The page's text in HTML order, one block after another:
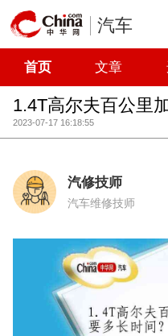
汽车
首页 文章
1.4T高尔夫百公里
2023-07-17 16:18:55
汽修技师
汽车维修技师